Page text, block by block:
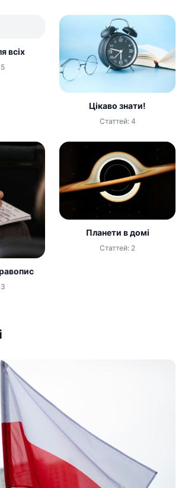
всіх
Цікаво знати!
Статтей: 4
Планети в домі
Статтей: 2